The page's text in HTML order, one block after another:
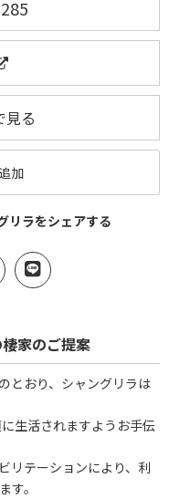
見る
加
リラをシェアする
家のご提案
とおり、シャングリラは
生活されますようお手伝
リテーションにより、利
す。